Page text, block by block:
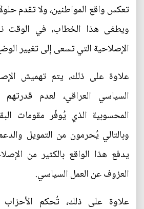
تعكس واقع المواطنين، ولا تقدم
ويطغى هذا الخطاب، في الوقت
الإصلاحية التي تسعى إلى تغيير
علاوة على ذلك، يتم تهميش
السياسي العراقي، لعدم
المحسوبية الذي يُوفّر مقومات
وبالتالي يُحرمون من التمويل
يدفع هذا الواقع بالكثير من
العزوف عن العمل السياسي.
علاوة على ذلك، تُحكم الأحزاب